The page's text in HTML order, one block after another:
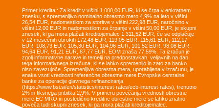
Primer kredita : Za kredit v višini 1.000,00 EUR, ki se črpa v enkratnem
znesku, s spremenljivo nominalno obrestno mero 4,9% na leto v višini
26,54 EUR, nadomestilom za storitve v višini 222,98 EUR, naročnino v
višini 12,00 EUR in nadomestilom za črpanje v višini 50,00 EUR, je skupni
znesek, ki ga mora plačati kreditojemalec 1.311,52 EUR, če se odplačuje
v 12 mesečnih obrokih 172,48 EUR, 119,05 EUR, 115,61 EUR, 112,17
EUR, 108,73 EUR, 105,30 EUR, 104,96 EUR, 101,52 EUR, 98,08 EUR,
94,64 EUR, 91,21 EUR, 87,77 EUR. EOM znaša 77,59%. Ta izračun je
zgolj informativne narave in temelji na predpostavkah, veljavnih na dan
tega informativnega izračuna, ki se lahko spremenijo in zato za banko
niso zavezujoče. Spremenljiva obrestna mera, uporabljena v izračunu, je
enaka vsoti vrednosti referenčne obrestne mere Evropske centralne
banke za operacije glavnega refinanciranja
(https://www.bsi.si/en/statistics/interest-rates/ecb-interest-rates), trenutno
2% in fiksnega pribitka 2,9%. V primeru povečanja vrednosti obrestne
mere EC MRO in posledično kreditne obrestne mere se lahko znatno
poveča tudi skupni znesek, ki ga mora plačati kreditojemalec.